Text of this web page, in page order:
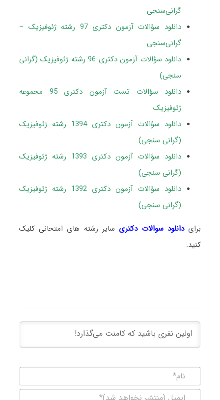
گرانی‌سنجی
دانلود سؤالات آزمون دکتری 97 رشته ژئوفیزیک –
گرانی‌سنجی
دانلود سؤالات آزمون دکتری 96 رشته ژئوفیزیک (گرانی
سنجی)
دانلود سؤالات تست آزمون دکتری 95 مجموعه
ژئوفیزیک
دانلود سؤالات آزمون دکتری 1394 رشته ژئوفیزیک
(گرانی سنجی)
دانلود سؤالات آزمون دکتری 1393 رشته ژئوفیزیک
(گرانی سنجی)
دانلود سؤالات آزمون دکتری 1392 رشته ژئوفیزیک
(گرانی سنجی)
برایدانلود سوالات دکتری سایر رشته های امتحانی کلیک
کنید.